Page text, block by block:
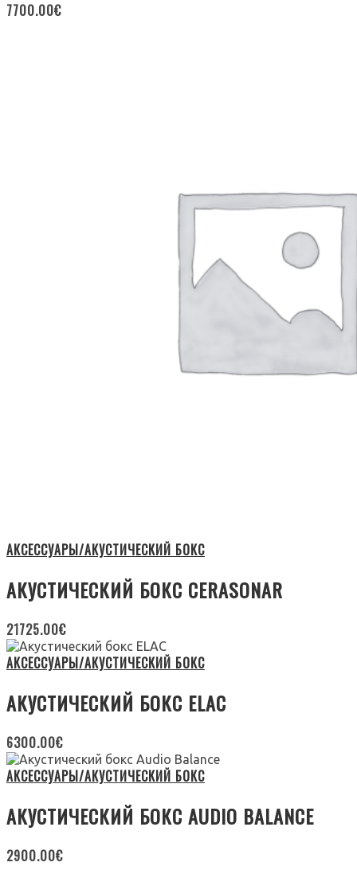
7700.00€
АКСЕССУАРЫ/АКУСТИЧЕСКИЙ БОКС
АКУСТИЧЕСКИЙ БОКС CERASONAR
21725.00€
АКСЕССУАРЫ/АКУСТИЧЕСКИЙ БОКС
АКУСТИЧЕСКИЙ БОКС ELAC
6300.00€
АКСЕССУАРЫ/АКУСТИЧЕСКИЙ БОКС
АКУСТИЧЕСКИЙ БОКС AUDIO BALANCE
2900.00€